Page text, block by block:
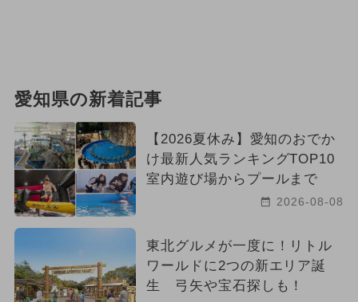
愛知県の新着記事
【2026夏休み】愛知のおでか
け最新人気ランキングTOP10
室内遊び場からプールまで
2026-08-08
東北グルメが一度に！リトル
ワールドに2つの新エリア誕
生 弓矢や宝石探しも！